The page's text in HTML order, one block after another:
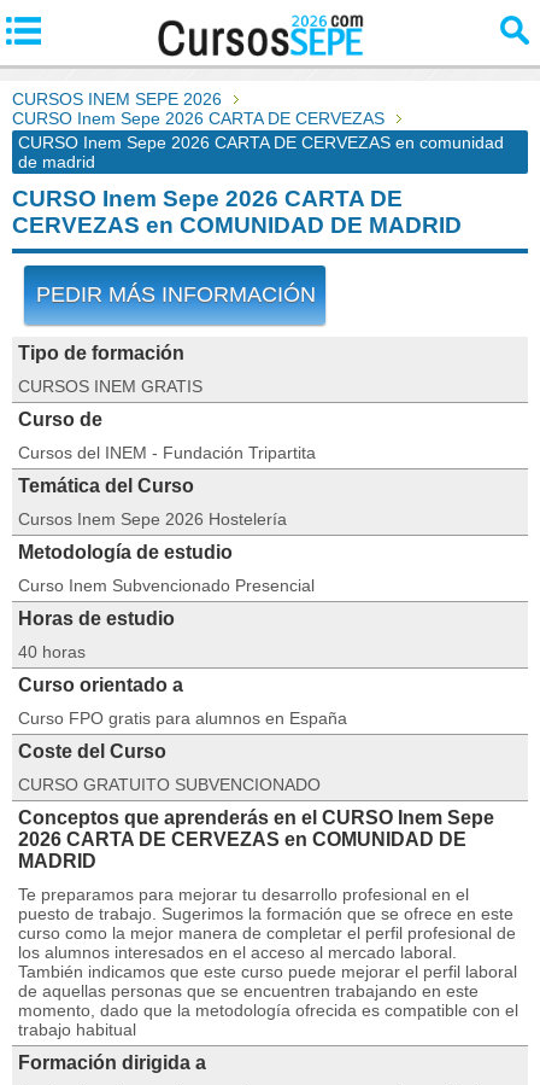
CURSOS INEM SEPE 2026
CURSO Inem Sepe 2026 CARTA DE CERVEZAS
CURSO Inem Sepe 2026 CARTA DE CERVEZAS en comunidad
de madrid
CURSO Inem Sepe 2026 CARTA DE
CERVEZAS en COMUNIDAD DE MADRID
PEDIR MÁS INFORMACIÓN
Tipo de formación
CURSOS INEM GRATIS
Curso de
Cursos del INEM - Fundación Tripartita
Temática del Curso
Cursos Inem Sepe 2026 Hostelería
Metodología de estudio
Curso Inem Subvencionado Presencial
Horas de estudio
40 horas
Curso orientado a
Curso FPO gratis para alumnos en España
Coste del Curso
CURSO GRATUITO SUBVENCIONADO
Conceptos que aprenderás en el CURSO Inem Sepe
2026 CARTA DE CERVEZAS en COMUNIDAD DE
MADRID
Te preparamos para mejorar tu desarrollo profesional en el
puesto de trabajo. Sugerimos la formación que se ofrece en este
curso como la mejor manera de completar el perfil profesional de
los alumnos interesados en el acceso al mercado laboral.
También indicamos que este curso puede mejorar el perfil laboral
de aquellas personas que se encuentren trabajando en este
momento, dado que la metodología ofrecida es compatible con el
trabajo habitual
Formación dirigida a